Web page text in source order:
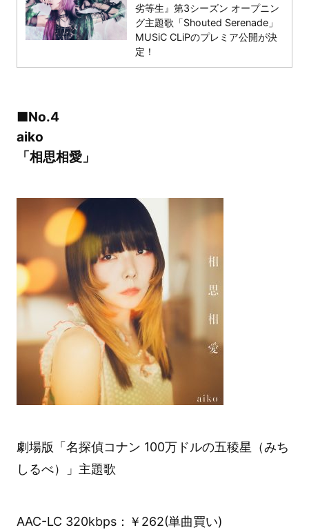
劣等生』第3シーズン オープニン
グ主題歌「Shouted Serenade」
MUSiC CLiPのプレミア公開が決
定！
■No.4
aiko
「相思相愛」
劇場版「名探偵コナン 100万ドルの五稜星（みち
しるべ）」主題歌
AAC-LC 320kbps：￥262(単曲買い)